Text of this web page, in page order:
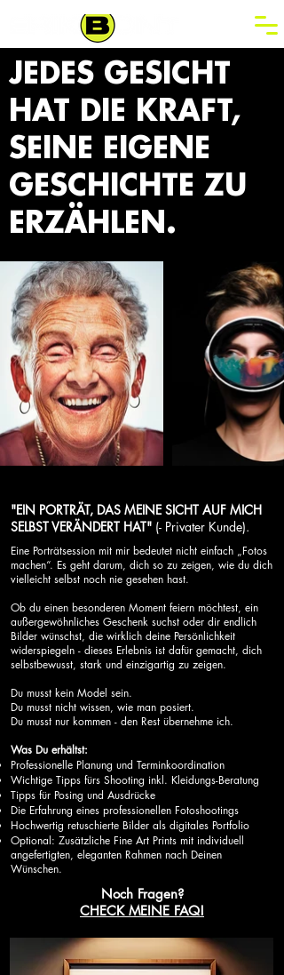
JEDES GESICHT
HAT DIE KRAFT,
SEINE EIGENE
GESCHICHTE ZU
ERZÄHLEN.
"EIN PORTRÄT, DAS MEINE SICHT AUF MICH
SELBST VERÄNDERT HAT" (- Privater Kunde).
Eine Porträtsession mit mir bedeutet nicht einfach „Fotos
machen“. Es geht darum, dich so zu zeigen, wie du dich
vielleicht selbst noch nie gesehen hast.
Ob du einen besonderen Moment feiern möchtest, ein
außergewöhnliches Geschenk suchst oder dir endlich
Bilder wünschst, die wirklich deine Persönlichkeit
widerspiegeln - dieses Erlebnis ist dafür gemacht, dich
selbstbewusst, stark und einzigartig zu zeigen.
Du musst kein Model sein.
Du musst nicht wissen, wie man posiert.
Du musst nur kommen - den Rest übernehme ich.
Was Du erhältst:
Professionelle Planung und Terminkoordination
Wichtige Tipps fürs Shooting inkl. Kleidungs-Beratung
Tipps für Posing und Ausdrücke
Die Erfahrung eines professionellen Fotoshootings
Hochwertig retuschierte Bilder als digitales Portfolio
Optional: Zusätzliche Fine Art Prints mit individuell
angefertigten, eleganten Rahmen nach Deinen
Wünschen.​
Noch Fragen?
CHECK MEINE FAQ!